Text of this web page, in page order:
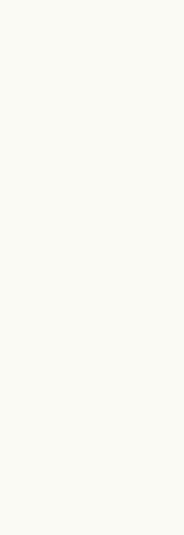
d’« une histoire
se conclut par
premier
déterritorialiser?
Jacques-
canon dans une
Dufour-Maître.
ronde, donne
Marie-Armelle